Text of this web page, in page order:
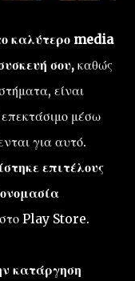
καλύτερο media
σου, καθώς
είναι
μέσω
για αυτό.
επιτέλους
στο Play Store.
κατάργηση